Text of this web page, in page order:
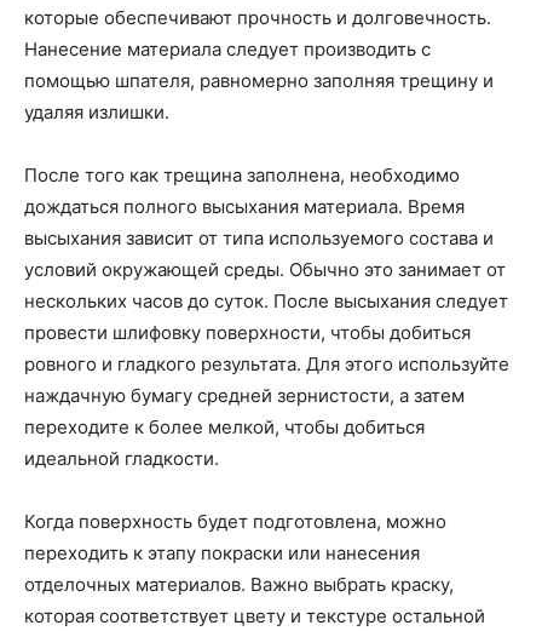
которые обеспечивают прочность и долговечность.
Нанесение материала следует производить с
помощью шпателя, равномерно заполняя трещину и
удаляя излишки.
После того как трещина заполнена, необходимо
дождаться полного высыхания материала. Время
высыхания зависит от типа используемого состава и
условий окружающей среды. Обычно это занимает от
нескольких часов до суток. После высыхания следует
провести шлифовку поверхности, чтобы добиться
ровного и гладкого результата. Для этого используйте
наждачную бумагу средней зернистости, а затем
переходите к более мелкой, чтобы добиться
идеальной гладкости.
Когда поверхность будет подготовлена, можно
переходить к этапу покраски или нанесения
отделочных материалов. Важно выбрать краску,
которая соответствует цвету и текстуре остальной